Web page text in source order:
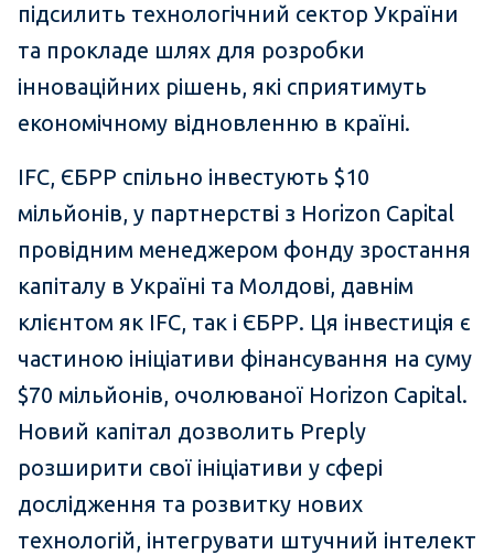
підсилить технологічний сектор України
та прокладе шлях для розробки
інноваційних рішень, які сприятимуть
економічному відновленню в країні.
IFC, ЄБРР спільно інвестують $10
мільйонів, у партнерстві з Horizon Capital
провідним менеджером фонду зростання
капіталу в Україні та Молдові, давнім
клієнтом як IFC, так і ЄБРР. Ця інвестиція є
частиною ініціативи фінансування на суму
$70 мільйонів, очолюваної Horizon Capital.
Новий капітал дозволить Preply
розширити свої ініціативи у сфері
дослідження та розвитку нових
технологій, інтегрувати штучний інтелект